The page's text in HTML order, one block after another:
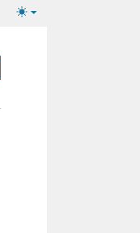
Lichte/donkere